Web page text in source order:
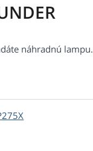
náhradnú lampu.